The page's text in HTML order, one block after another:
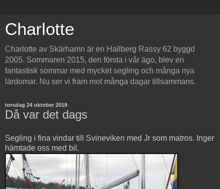
Charlotte
Charlotte av Skärhamn är en Hallberg Rassy 62 byggd
2005. Sommaren 2015, den första i vår ägo, blev en
fantastisk sommar med mycket segling och många nya
lärdomar. Nu ser vi fram mot många dagar tillsammans.
torsdag 24 oktober 2019
Då var det dags
Segling i fina vindar till Svineviken med Jr som matros. Inger
hämtade oss med bil.